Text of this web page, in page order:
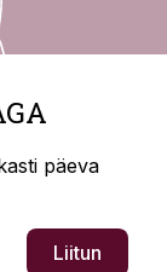
päeva
Liitun